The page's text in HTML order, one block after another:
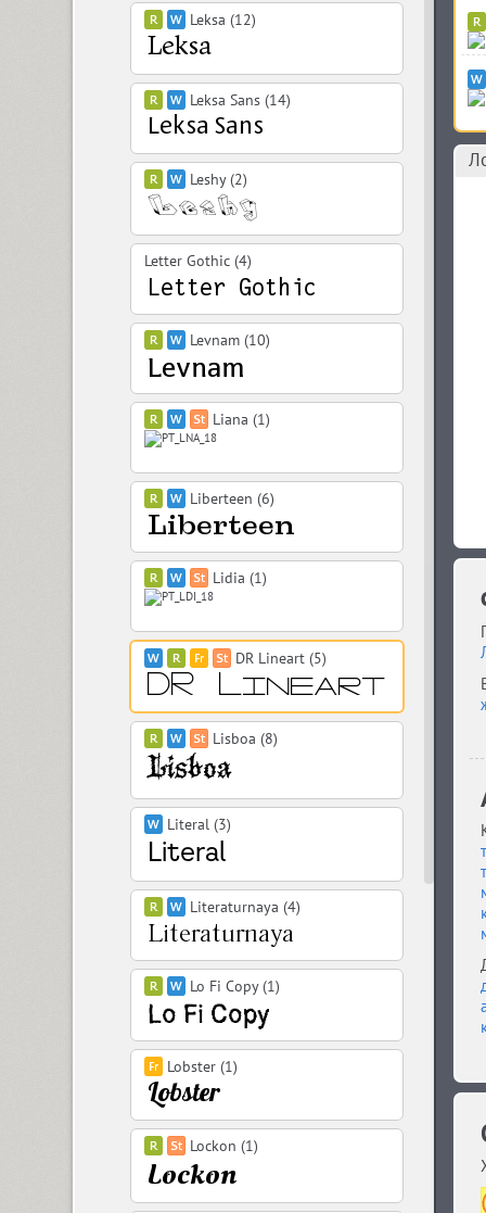
Leksa (12)
Leksa Sans (14)
Leshy (2)
Letter Gothic (4)
Levnam (10)
Liana (1)
Liberteen (6)
Lidia (1)
DR Lineart (5)
Lisboa (8)
Literal (3)
Literaturnaya (4)
Lo Fi Copy (1)
Lobster (1)
Lockon (1)